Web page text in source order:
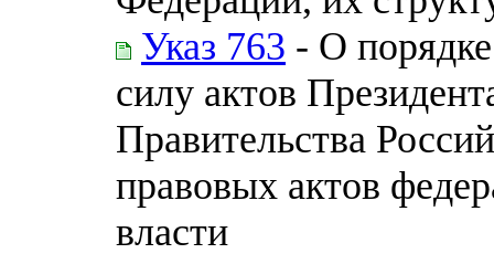
Указ 763 - О
силу актов
Правительства
правовых актов
власти